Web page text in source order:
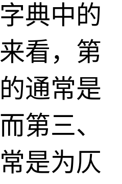
典中的
看，第
通常是
第三、
是为仄